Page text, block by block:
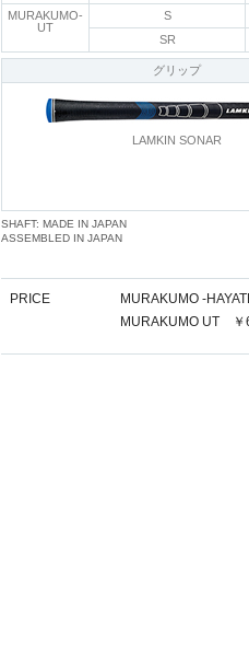
MURAKUMO-
UT
S
SR
グリップ
LAMKIN SONAR
SHAFT: MADE IN JAPAN
ASSEMBLED IN JAPAN
PRICE
MURAKUMO -
MURAKUMO UT ￥